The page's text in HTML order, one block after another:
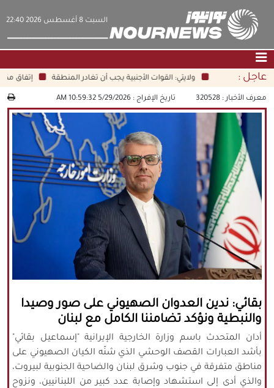
‫السبت‬ 8 أغسطس 2026 22:40
الصفحة الرئيسية |التواصل معنا|من نحن
عناوين الأخبار
الثقافة والمجتمع
اقتصاد
سياسة
الوسائط المتعددة
| فارسي|
English
|العربيه
|עברית|
русский 中文
|
يُرجى ذكر المصدر عند نقل أي موضوع عن
موقعنا
عاجل : إتفاق مكة ولايتي: القوات الأجنبية يجب أن تغادر المنطقة
معرف الأخبار : 320528 تاريخ الإفراج :5/29/2026 10:59:32 AM
بقائي: ندين العدوان الصهيوني على صور وصيدا
والنبطية ونؤكد تضامننا الكامل مع لبنان
أدان المتحدث باسم وزارة الخارجية الإيرانية "إسماعيل بقائي"
بأشد العبارات القصف الوحشي الذي شنّه الكيان الصهيوني على
مناطق متفرقة في جنوب وشرق لبنان والضاحية الجنوبية لبيروت،
والذي أدى إلى استشهاد وإصابة عدد كبير من اللبنانيين، ونزوح